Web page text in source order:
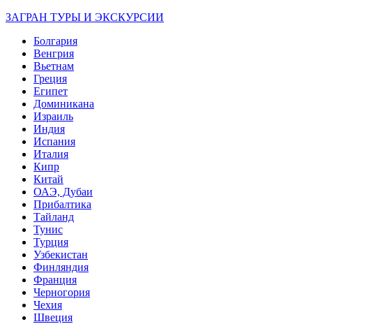
ЗАГРАН ТУРЫ И ЭКСКУРСИИ
Болгария
Венгрия
Вьетнам
Греция
Египет
Доминикана
Израиль
Индия
Испания
Италия
Кипр
Китай
ОАЭ, Дубаи
Прибалтика
Тайланд
Тунис
Турция
Узбекистан
Финляндия
Франция
Черногория
Чехия
Швеция